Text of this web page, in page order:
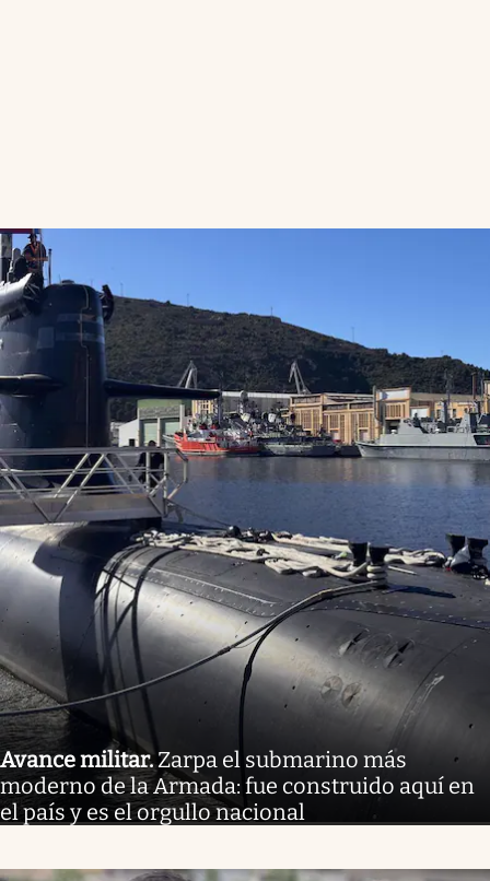
Avance militar.Zarpa el submarino más
moderno de la Armada: fue construido aquí en
el país y es el orgullo nacional